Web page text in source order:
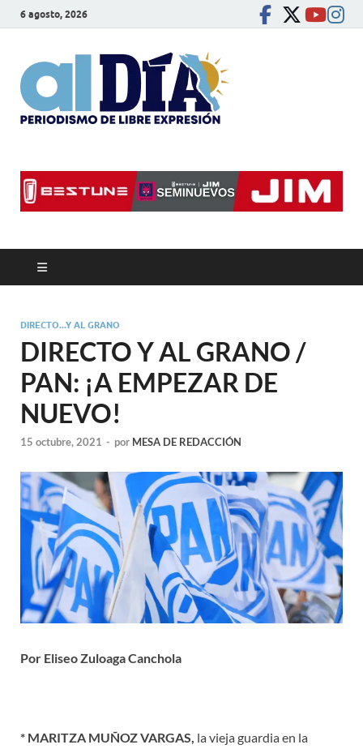
6 agosto, 2026
DIRECTO...Y AL GRANO
DIRECTO Y AL GRANO /
PAN: ¡A EMPEZAR DE
NUEVO!
15 octubre, 2021 - por MESA DE REDACCIÓN
Por Eliseo Zuloaga Canchola
* MARITZA MUÑOZ VARGAS, la vieja guardia en la